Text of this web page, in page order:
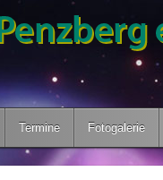
Termine Fotogalerie